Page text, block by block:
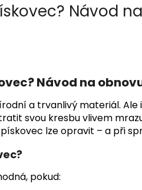
Návod
Návod na
a trvanlivý materiál.
svou kresbu vlivem
pískovec lze opravit – a při
pokud: